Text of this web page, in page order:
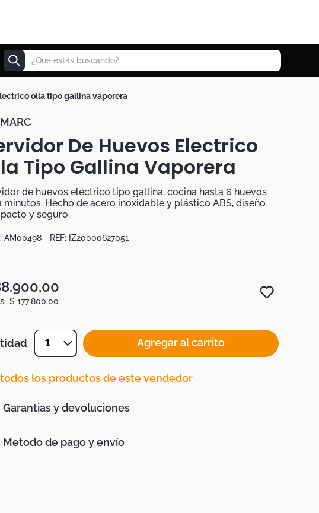
¿Qué estás buscando?
olla tipo gallina vaporera
De Huevos Electrico
Tipo Gallina Vaporera
de huevos eléctrico tipo gallina, cocina hasta 6 huevos
minutos. Hecho de acero inoxidable y plástico ABS, diseño
y seguro.
AM00498 REF: IZ20000627051
.900,00
$ 177.800,00
1 Agregar al carrito
los productos de este vendedor
Garantias y devoluciones
Metodo de pago y envío